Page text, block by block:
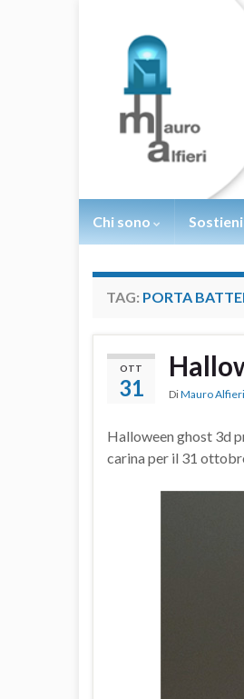
Chi sono
TAG: PORTA
OTT
31 DiMauro Alfieri
Halloween ghost 3d
carina per il 31